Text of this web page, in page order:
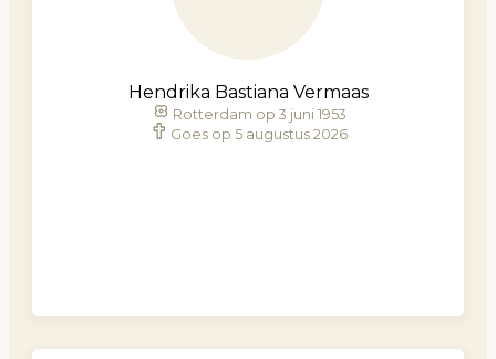
Hendrika Bastiana Vermaas
Rotterdam op 3 juni 1953
Goes op 5 augustus 2026